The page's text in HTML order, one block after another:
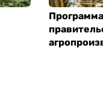
Программа